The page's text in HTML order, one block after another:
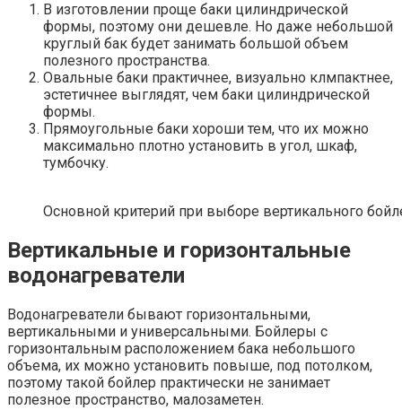
В изготовлении проще баки цилиндрической
формы, поэтому они дешевле. Но даже небольшой
круглый бак будет занимать большой объем
полезного пространства.
Овальные баки практичнее, визуально клмпактнее,
эстетичнее выглядят, чем баки цилиндрической
формы.
Прямоугольные баки хороши тем, что их можно
максимально плотно установить в угол, шкаф,
тумбочку.
Основной критерий при выборе вертикального
Вертикальные и горизонтальные
водонагреватели
Водонагреватели бывают горизонтальными,
вертикальными и универсальными. Бойлеры с
горизонтальным расположением бака небольшого
объема, их можно установить повыше, под потолком,
поэтому такой бойлер практически не занимает
полезное пространство, малозаметен.